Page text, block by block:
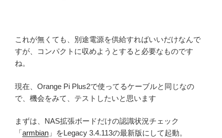
これが無くても、別途電源を供給すればいいだけなんで
すが、コンパクトに収めようとすると必要なものです
ね。
現在、Orange Pi Plus2で使ってるケーブルと同じなの
で、機会をみて、テストしたいと思います
まずは、NAS拡張ボードだけの認識状況チェック
「armbian 」をLegacy 3.4.113の最新版にして起動。